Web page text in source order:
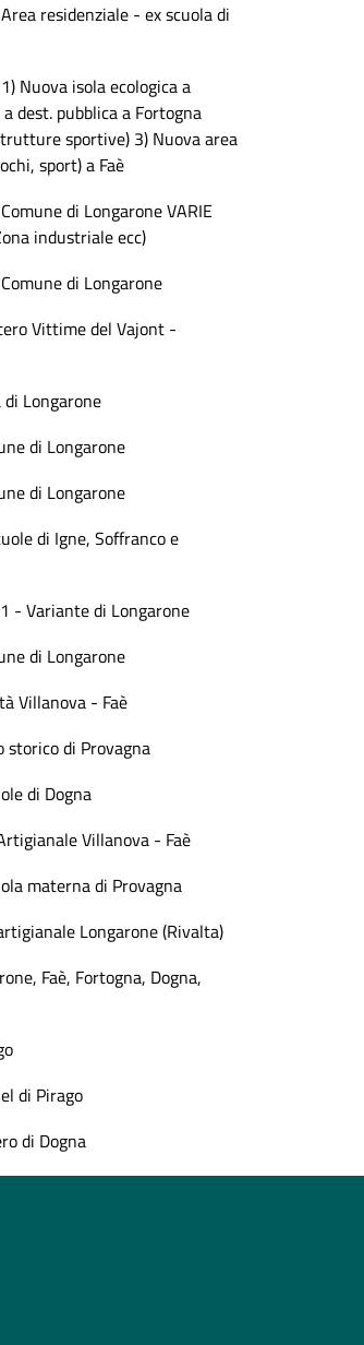
residenziale - ex scuola di
Nuova isola ecologica a
dest. pubblica a Fortogna
sportive) 3) Nuova area
sport) a Faè
di Longarone VARIE
industriale ecc)
di Longarone
Vittime del Vajont -
Longarone
di Longarone
di Longarone
di Igne, Soffranco e
- Variante di Longarone
di Longarone
Villanova - Faè
storico di Provagna
di Dogna
Villanova - Faè
materna di Provagna
Longarone (Rivalta)
Faè, Fortogna, Dogna,
di Pirago
di Dogna